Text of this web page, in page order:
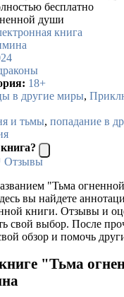
души
книга
18+
в другие миры,
и тьмы, попадание в
Отзывы
"Тьма
вы найдете
книги. Отзывы и
свой выбор. После
обзор и помочь
"Тьма